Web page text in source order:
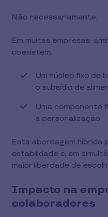
Não necessariamente.
Em muitas empresas,
coexistem:
Um núcleo fixo de
o subsídio de
Uma componente
a personalização.
Esta abordagem híbrida
estabilidade e, em
maior liberdade de
Impacto na
colaboradores